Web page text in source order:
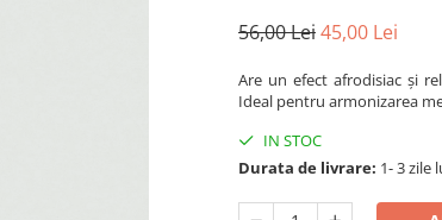
56,00 Lei45,00 Lei
Are un efect afrodisiac și
Ideal pentru armonizarea
IN STOC
Durata de livrare: 1- 3 zile